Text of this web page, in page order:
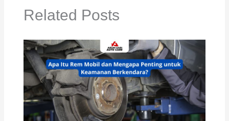
Related Posts